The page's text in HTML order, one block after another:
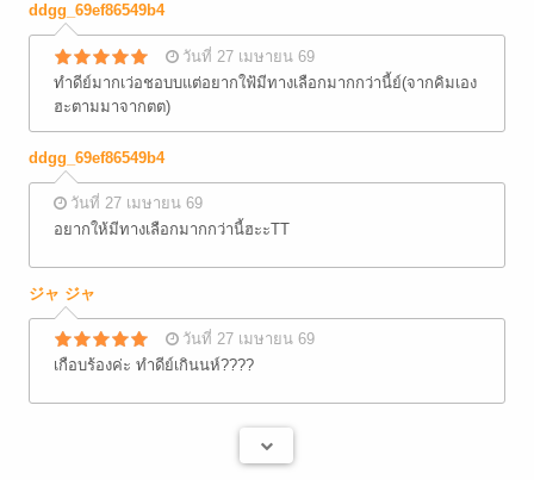
ddgg_69ef86549b4
วันที่ 27 เมษายน 69
ทำดีย์มากเว่อชอบบแต่อยากใฟ้มีทางเลือกมากกว่านี้ย์(จากคิมเอง
ฮะตามมาจากตต)
ddgg_69ef86549b4
วันที่ 27 เมษายน 69
อยากให้มีทางเลือกมากกว่านี้ฮะะTT
ジャ ジャ
วันที่ 27 เมษายน 69
เกือบร้องค่ะ ทำดีย์เกินนห์????